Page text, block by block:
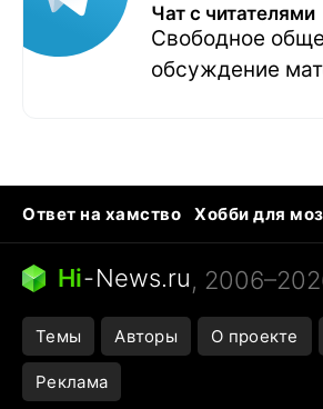
Чат с читателями
Свободное
обсуждение
Ответ на хамство
Хобби для
Бензин 100 vs 95
Тунцы в
Следующая пандемия
Hi-News.ru,
Темы Авторы О проекте
Реклама